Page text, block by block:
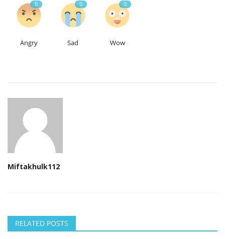
0
Angry
0
Sad
0
Wow
Miftakhulk112
RELATED POSTS